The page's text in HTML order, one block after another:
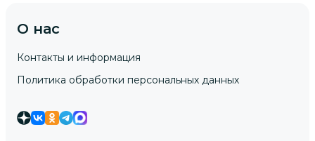
О нас
Контакты и информация
Политика обработки персональных данных